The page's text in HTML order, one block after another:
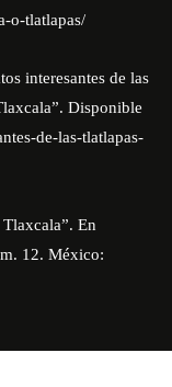
o-tlatlapas/
interesantes de las
Disponible
de-las-tlatlapas-
En
12. México: